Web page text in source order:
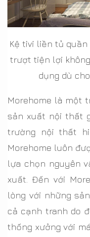
Kệ tivi liền tủ
trượt tiện lợi
dụng dù
Morehome là một
sản xuất nội thất
trường nội thất
Morehome luôn
lựa chọn nguyên
xuất. Đến với
lòng với những
cả cạnh tranh do
thống xưởng với